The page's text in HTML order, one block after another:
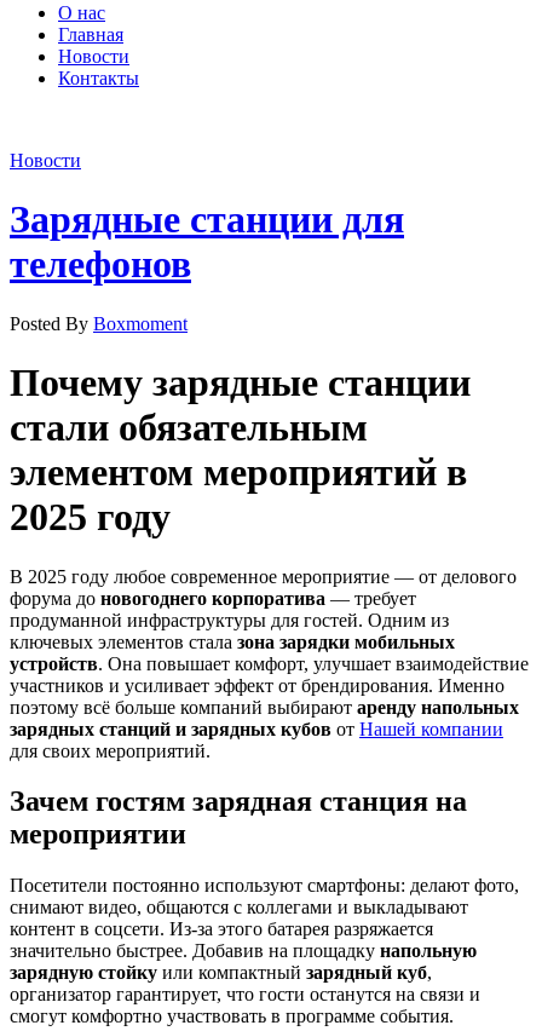
О нас
Главная
Новости
Контакты
Новости
Зарядные станции для
телефонов
Posted By Boxmoment
Почему зарядные станции
стали обязательным
элементом мероприятий в
2025 году
В 2025 году любое современное мероприятие — от делового
форума до новогоднего корпоратива — требует
продуманной инфраструктуры для гостей. Одним из
ключевых элементов стала зона зарядки мобильных
устройств. Она повышает комфорт, улучшает взаимодействие
участников и усиливает эффект от брендирования. Именно
поэтому всё больше компаний выбирают аренду напольных
зарядных станций и зарядных кубов от Нашей компании
для своих мероприятий.
Зачем гостям зарядная станция на
мероприятии
Посетители постоянно используют смартфоны: делают фото,
снимают видео, общаются с коллегами и выкладывают
контент в соцсети. Из-за этого батарея разряжается
значительно быстрее. Добавив на площадку напольную
зарядную стойку или компактный зарядный куб,
организатор гарантирует, что гости останутся на связи и
смогут комфортно участвовать в программе события.